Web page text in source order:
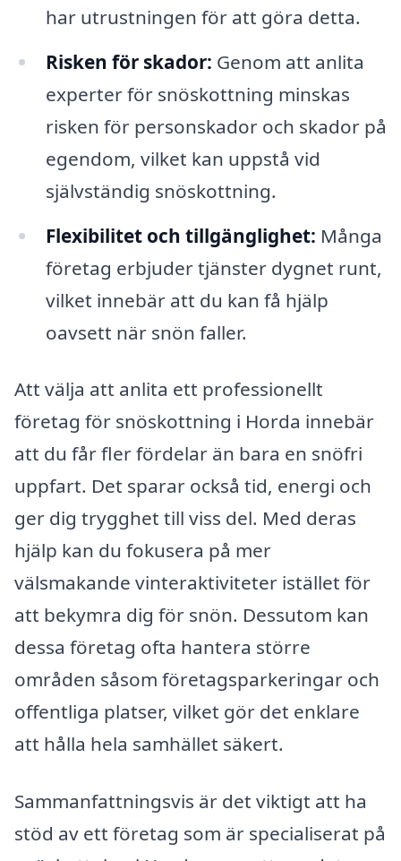
har utrustningen för att göra detta.
Risken för skador: Genom att anlita
experter för snöskottning minskas
risken för personskador och skador på
egendom, vilket kan uppstå vid
självständig snöskottning.
Flexibilitet och tillgänglighet: Många
företag erbjuder tjänster dygnet runt,
vilket innebär att du kan få hjälp
oavsett när snön faller.
Att välja att anlita ett professionellt
företag för snöskottning i Horda innebär
att du får fler fördelar än bara en snöfri
uppfart. Det sparar också tid, energi och
ger dig trygghet till viss del. Med deras
hjälp kan du fokusera på mer
välsmakande vinteraktiviteter istället för
att bekymra dig för snön. Dessutom kan
dessa företag ofta hantera större
områden såsom företagsparkeringar och
offentliga platser, vilket gör det enklare
att hålla hela samhället säkert.
Sammanfattningsvis är det viktigt att ha
stöd av ett företag som är specialiserat på